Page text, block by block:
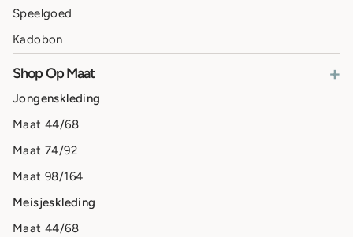
Speelgoed
Kadobon
Shop Op Maat +
Jongenskleding
Maat 44/68
Maat 74/92
Maat 98/164
Meisjeskleding
Maat 44/68